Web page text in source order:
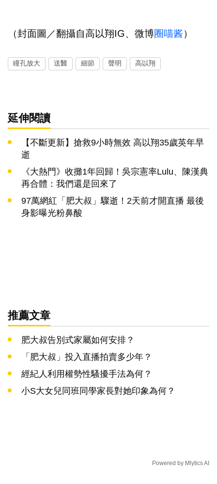
（封面圖／翻攝自高以翔IG、微博圈喵酱）
瞳孔放大 送醫 細節 聲明 高以翔
延伸閱讀
【不斷更新】搶救9小時無效 高以翔35歲英年早
逝
《大熱門》收攤1年回歸！吳宗憲率Lulu、陳漢典
再合體：我們還是回來了
97萬網紅「肥大叔」驟逝！2天前才開直播 最後
身影曝光粉鼻酸
推薦文章
肥大叔告別式家屬如何安排？
「肥大叔」投入直播拍賣多少年？
經紀人利用權勢性騷擾手法為何？
小S大女兒同班同學家長對她印象為何？
Powered by Mlytics AI